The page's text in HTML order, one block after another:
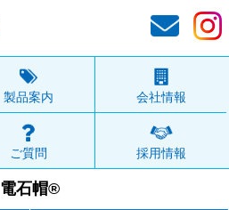
製品案内 会社情報
ご質問 採用情報
電石帽®